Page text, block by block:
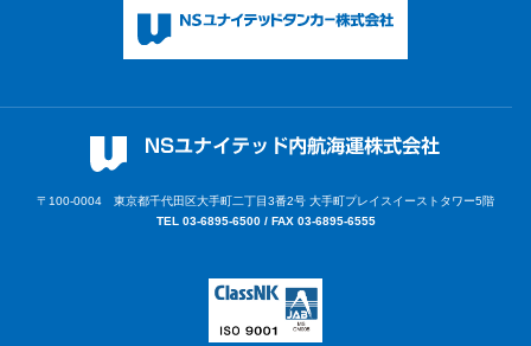
〒100-0004 東京都千代田区大手町二丁目3番2号 大手町プレイスイーストタワー5階
TEL 03-6895-6500 / FAX 03-6895-6555